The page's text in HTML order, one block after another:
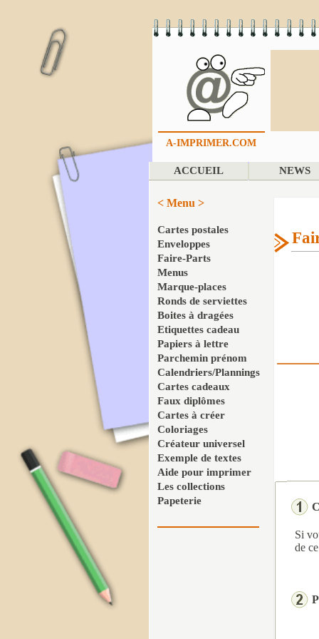
A-IMPRIMER.COM
ACCUEIL NEWS
< Menu >
Cartes postales
Enveloppes
Faire-Parts
Menus
Marque-places
Ronds de serviettes
Boites à dragées
Etiquettes cadeau
Papiers à lettre
Parchemin prénom
Calendriers/Plannings
Cartes cadeaux
Faux diplômes
Cartes à créer
Coloriages
Créateur universel
Exemple de textes
Aide pour imprimer
Les collections
Papeterie
Si
de